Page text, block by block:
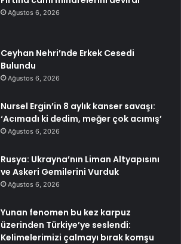
Ağustos 6, 2026
Ceyhan Nehri’nde Erkek Cesedi
Bulundu
Ağustos 6, 2026
Nursel Ergin’in 8 aylık kanser savaşı:
‘Acımadı ki dedim, meğer çok acımış’
Ağustos 6, 2026
Rusya: Ukrayna’nın Liman Altyapısını
ve Askeri Gemilerini Vurduk
Ağustos 6, 2026
Yunan fenomen bu kez karpuz
üzerinden Türkiye’ye seslendi:
Kelimelerimizi çalmayı bırak komşu